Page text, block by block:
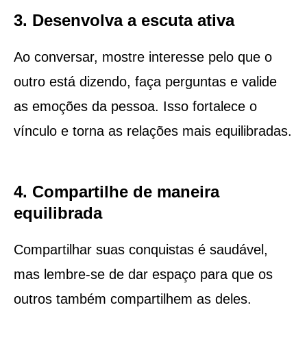
3. Desenvolva a escuta ativa
Ao conversar, mostre interesse pelo que o
outro está dizendo, faça perguntas e valide
as emoções da pessoa. Isso fortalece o
vínculo e torna as relações mais equilibradas.
4. Compartilhe de maneira
equilibrada
Compartilhar suas conquistas é saudável,
mas lembre-se de dar espaço para que os
outros também compartilhem as deles.